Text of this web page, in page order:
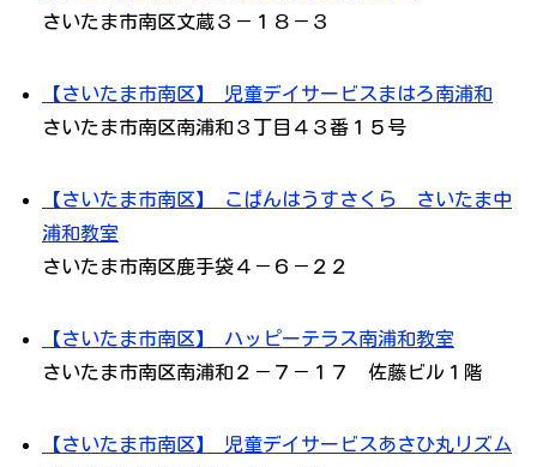
さいたま市南区文蔵３－１８－３
【さいたま市南区】 児童デイサービスまはろ南浦和
さいたま市南区南浦和３丁目４３番１５号
【さいたま市南区】 こぱんはうすさくら さいたま中
浦和教室
さいたま市南区鹿手袋４－６－２２
【さいたま市南区】 ハッピーテラス南浦和教室
さいたま市南区南浦和２－７－１７ 佐藤ビル１階
【さいたま市南区】 児童デイサービスあさひ丸リズム